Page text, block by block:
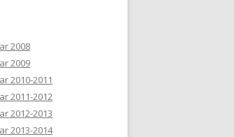
2008
2009
2010-2011
2011-2012
2012-2013
2013-2014